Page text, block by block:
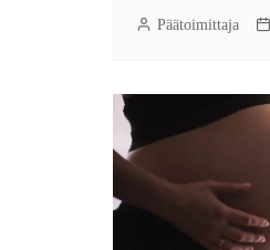
Päätoimittaja